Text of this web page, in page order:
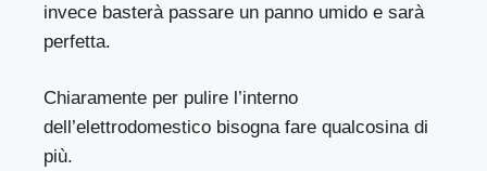
invece basterà passare un panno umido e sarà
perfetta.
Chiaramente per pulire l’interno
dell’elettrodomestico bisogna fare qualcosina di
più.